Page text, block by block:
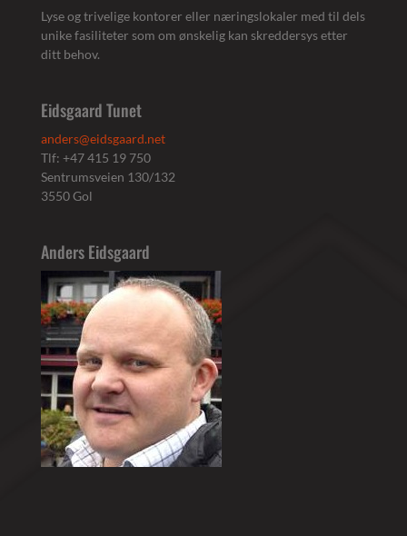
Lyse og trivelige kontorer eller næringslokaler med til dels
unike fasiliteter som om ønskelig kan skreddersys etter
ditt behov.
Eidsgaard Tunet
anders@eidsgaard.net
Tlf: +47 415 19 750
Sentrumsveien 130/132
3550 Gol
Anders Eidsgaard